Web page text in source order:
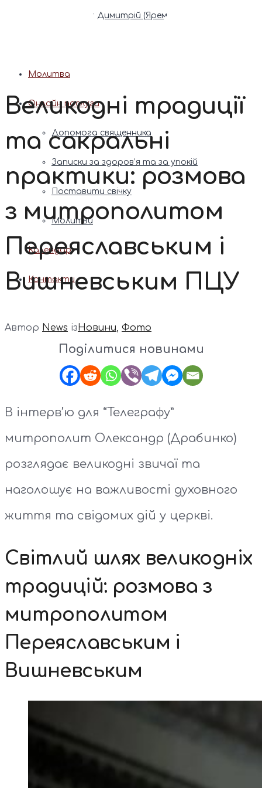
Патріарх Димитрій (Ярема)
Молитва
Онлайн послуги
Допомога священника
Записки за здоров’я та за упокій
Поставити свічку
Молитви
Календар
Контакти
Великодні традиції
та сакральні
практики: розмова
з митрополитом
Переяславським і
Вишневським ПЦУ
Автор News ізНовини, Фото
Поділитися новинами
В інтерв’ю для “Телеграфу”
митрополит Олександр (Драбинко)
розглядає великодні звичаї та
наголошує на важливості духовного
життя та свідомих дій у церкві.
Світлий шлях великодніх
традицій: розмова з
митрополитом
Переяславським і
Вишневським